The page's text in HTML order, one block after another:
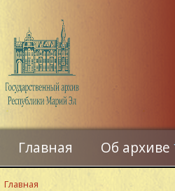
основному
содержанию
Главная Об архиве
Главная